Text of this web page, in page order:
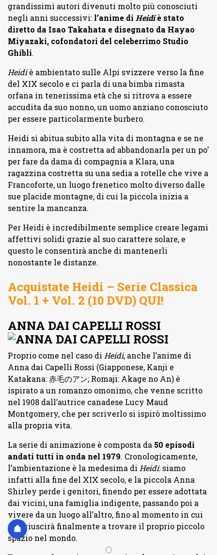
grandissimi autori divenuti molto più conosciuti
negli anni successivi: l’anime di Heidiè stato
diretto da Isao Takahata e disegnato da Hayao
Miyazaki, cofondatori del celeberrimo Studio
Ghibli.
Heidiè ambientato sulle Alpi svizzere verso la fine
del XIX secolo e ci parla di una bimba rimasta
orfana in tenerissima età che si ritrova a essere
accudita da suo nonno, un uomo anziano conosciuto
per essere particolarmente burbero.
Heidi si abitua subito alla vita di montagna e se ne
innamora, ma è costretta ad abbandonarla per un po’
per fare da dama di compagnia a Klara, una
ragazzina costretta su una sedia a rotelle che vive a
Francoforte, un luogo frenetico molto diverso dalle
sue placide montagne, di cui la piccola inizia a
sentire la mancanza.
Per Heidi è incredibilmente semplice creare legami
affettivi solidi grazie al suo carattere solare, e
questo le consentirà anche di mantenerli
nonostante le distanze.
Acquistate Heidi – Serie Classica
Vol. 1 + Vol. 2 (10 DVD) QUI!
ANNA DAI CAPELLI ROSSI
Proprio come nel caso di Heidi, anche l’anime di
Anna dai Capelli Rossi (Giapponese, Kanji e
Katakana: 赤毛のアン; Romaji: Akage no An) è
ispirato a un romanzo omonimo, che venne scritto
nel 1908 dall’autrice canadese Lucy Maud
Montgomery, che per scriverlo si ispirò moltissimo
alla propria vita.
La serie di animazione è composta da 50 episodi
andati tutti in onda nel 1979. Cronologicamente,
l’ambientazione è la medesima di Heidi: siamo
infatti alla fine del XIX secolo, e la piccola Anna
Shirley perde i genitori, finendo per essere adottata
dai vicini, una famiglia indigente, passando poi a
vivere da un luogo all’altro, fino al momento in cui
non riuscirà finalmente a trovare il proprio piccolo
spazio nel mondo.